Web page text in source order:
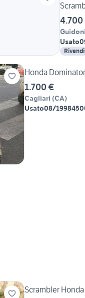
4.700
Usato
Honda
1.700 €
Cagliari (CA)
Usato08/1998
Scrambler